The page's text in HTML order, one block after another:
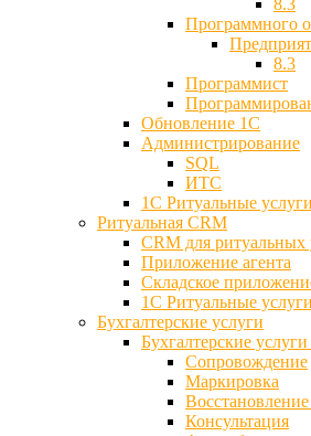
8.3
Программного
8.3
Программист
Обновление 1С
Администрирование
SQL
ИТС
1С Ритуальные услуги
Ритуальная CRM
CRM для ритуальных
Приложение агента
Складское
1С Ритуальные услуги
Бухгалтерские услуги
Бухгалтерские
Сопровождение
Маркировка
Восстановление
Консультация